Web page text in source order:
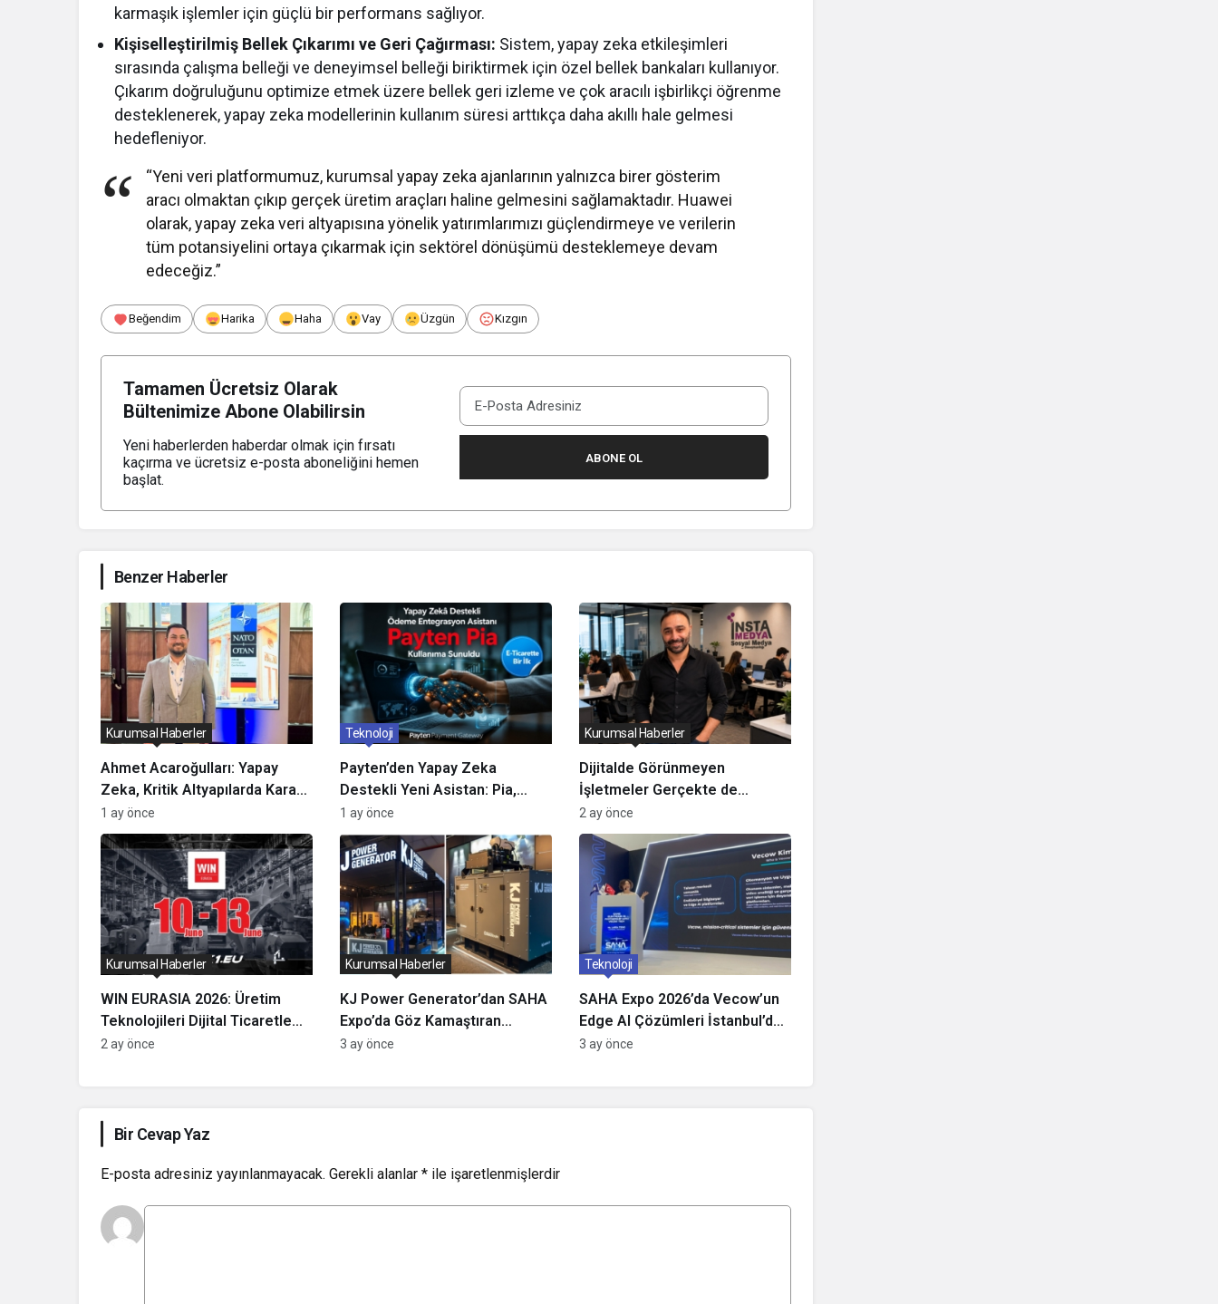
karmaşık işlemler için güçlü bir performans sağlıyor.
Kişiselleştirilmiş Bellek Çıkarımı ve Geri Çağırması: Sistem, yapay zeka etkileşimleri
sırasında çalışma belleği ve deneyimsel belleği biriktirmek için özel bellek bankaları kullanıyor.
Çıkarım doğruluğunu optimize etmek üzere bellek geri izleme ve çok aracılı işbirlikçi öğrenme
desteklenerek, yapay zeka modellerinin kullanım süresi arttıkça daha akıllı hale gelmesi
hedefleniyor.
“Yeni veri platformumuz, kurumsal yapay zeka ajanlarının yalnızca birer gösterim
aracı olmaktan çıkıp gerçek üretim araçları haline gelmesini sağlamaktadır. Huawei
olarak, yapay zeka veri altyapısına yönelik yatırımlarımızı güçlendirmeye ve verilerin
tüm potansiyelini ortaya çıkarmak için sektörel dönüşümü desteklemeye devam
edeceğiz.”
Beğendim Harika Haha Vay Üzgün Kızgın
Tamamen Ücretsiz Olarak
Bültenimize Abone Olabilirsin
Yeni haberlerden haberdar olmak için fırsatı
kaçırma ve ücretsiz e-posta aboneliğini hemen
başlat.
ABONE OL
Benzer Haberler
Ahmet Acaroğulları: Yapay
Zeka, Kritik Altyapılarda Karar
Alma Süreçlerini Dönüştürüyor
Kurumsal Haberler
1 ay önce
Payten’den Yapay Zeka
Destekli Yeni Asistan: Pia,
Ödeme Entegrasyonlarını Ne
Kadar Hızlandıracak?
Teknoloji
1 ay önce
Dijitalde Görünmeyen
İşletmeler Gerçekte de
Kaybolur
Kurumsal Haberler
2 ay önce
WIN EURASIA 2026: Üretim
Teknolojileri Dijital Ticaretle
Buluşuyor
Kurumsal Haberler
2 ay önce
KJ Power Generator’dan SAHA
Expo’da Göz Kamaştıran
Tanıtım: Yeni Nesil Enerji
Kurumsal Haberler
3 ay önce
SAHA Expo 2026’da Vecow’un
Edge AI Çözümleri İstanbul’da
Görücüye Çıktı: Savunma ve
Teknoloji
3 ay önce
Bir Cevap Yaz
E-posta adresiniz yayınlanmayacak. Gerekli alanlar * ile işaretlenmişlerdir